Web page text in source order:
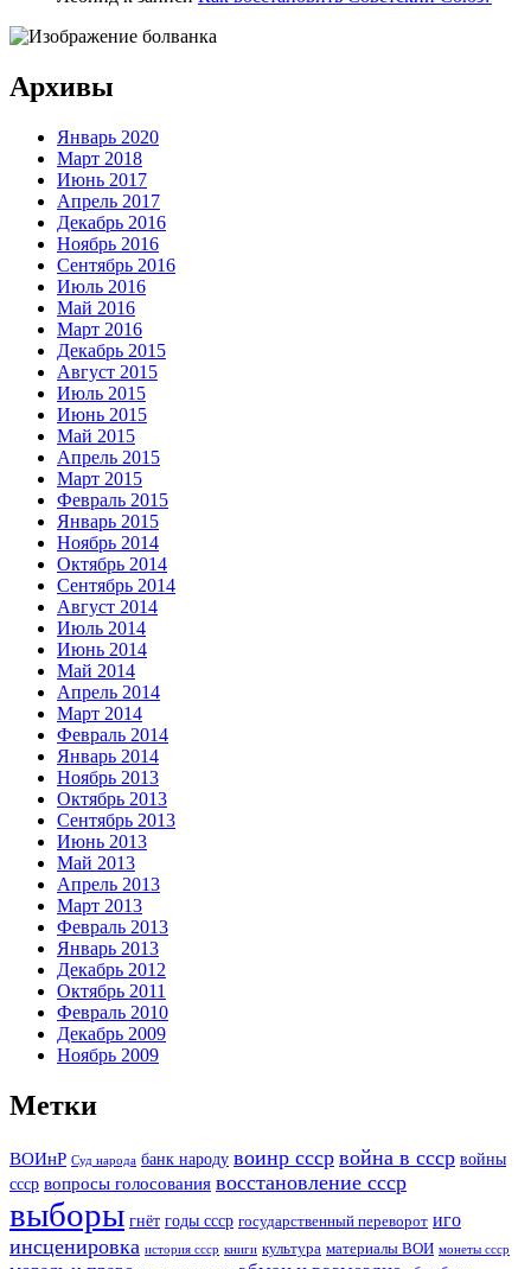
Архивы
Январь 2020
Март 2018
Июнь 2017
Апрель 2017
Декабрь 2016
Ноябрь 2016
Сентябрь 2016
Июль 2016
Май 2016
Март 2016
Декабрь 2015
Август 2015
Июль 2015
Июнь 2015
Май 2015
Апрель 2015
Март 2015
Февраль 2015
Январь 2015
Ноябрь 2014
Октябрь 2014
Сентябрь 2014
Август 2014
Июль 2014
Июнь 2014
Май 2014
Апрель 2014
Март 2014
Февраль 2014
Январь 2014
Ноябрь 2013
Октябрь 2013
Сентябрь 2013
Июнь 2013
Май 2013
Апрель 2013
Март 2013
Февраль 2013
Январь 2013
Декабрь 2012
Октябрь 2011
Февраль 2010
Декабрь 2009
Ноябрь 2009
Метки
ВОИнР Суд народа банк народу воинр ссср война в ссср войны
ссср вопросы голосования восстановление ссср
выборы гнёт годы ссср государственный переворот иго
инсценировка история ссср книги культура материалы ВОИ монеты ссср